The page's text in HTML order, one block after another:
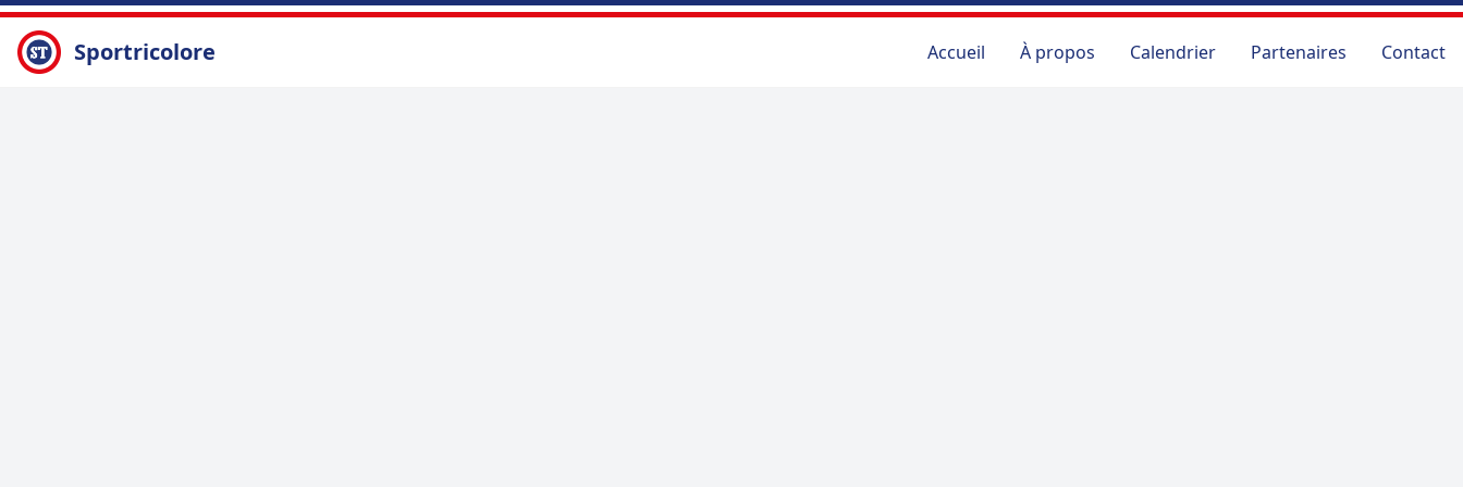
Sportricolore Accueil À propos Calendrier Partenaires Contact